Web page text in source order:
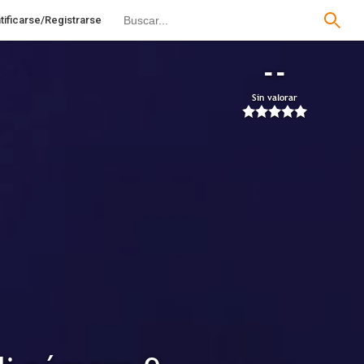
Registrarse
--
Sin valorar